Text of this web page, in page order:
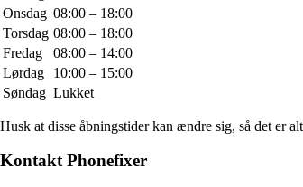
Onsdag 08:00 – 18:00
Torsdag 08:00 – 18:00
Fredag
08:00 – 14:00
Lørdag
10:00 – 15:00
Søndag Lukket
Husk at disse åbningstider kan ændre sig, så det er
Kontakt Phonefixer